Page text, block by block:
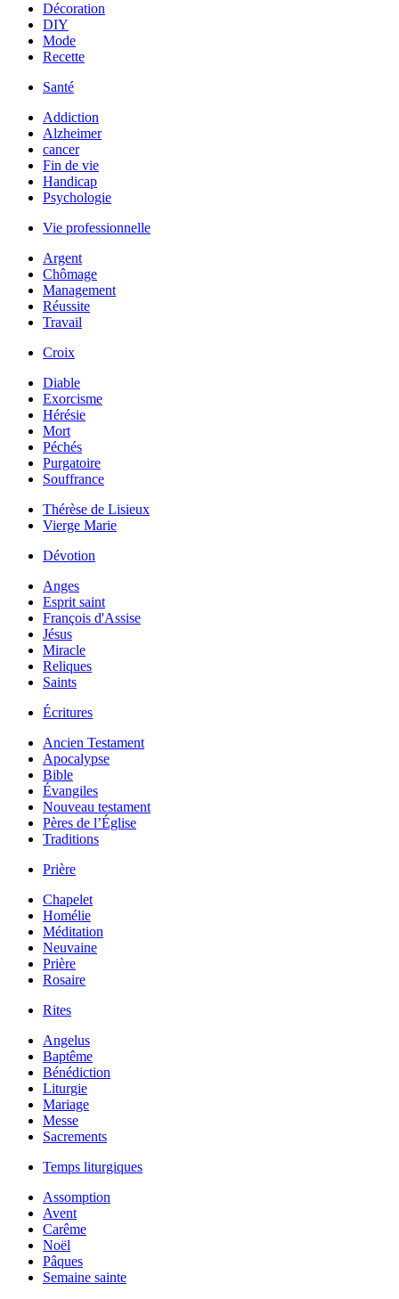
Décoration
DIY
Mode
Recette
Santé
Addiction
Alzheimer
cancer
Fin de vie
Handicap
Psychologie
Vie professionnelle
Argent
Chômage
Management
Réussite
Travail
Croix
Diable
Exorcisme
Hérésie
Mort
Péchés
Purgatoire
Souffrance
Thérèse de Lisieux
Vierge Marie
Dévotion
Anges
Esprit saint
François d'Assise
Jésus
Miracle
Reliques
Saints
Écritures
Ancien Testament
Apocalypse
Bible
Évangiles
Nouveau testament
Pères de l’Église
Traditions
Prière
Chapelet
Homélie
Méditation
Neuvaine
Prière
Rosaire
Rites
Angelus
Baptême
Bénédiction
Liturgie
Mariage
Messe
Sacrements
Temps liturgiques
Assomption
Avent
Carême
Noël
Pâques
Semaine sainte